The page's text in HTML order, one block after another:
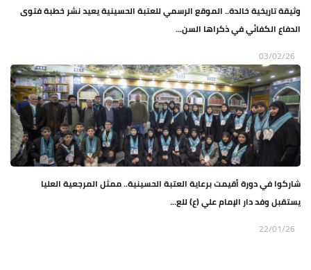
وثيقة تاريخية خالدة.. الموقع الرسمي للعتبة الحسينية يعيد نشر خطبة فتوى
الدفاع الكفائي في ذكراها السن...
03/02/26
شاركوا في دورة أقيمت برعاية العتبة الحسينية.. ممثل المرجعية العليا
يستقبل وفد دار الإمام علي (ع) للع...
22/01/26